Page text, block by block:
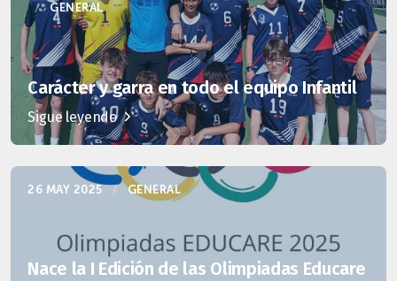
/ GENERAL
Carácter y garra en todo el equipo Infantil
Sigue leyendo
26 MAY 2025 / GENERAL
Nace la I Edición de las Olimpiadas Educare